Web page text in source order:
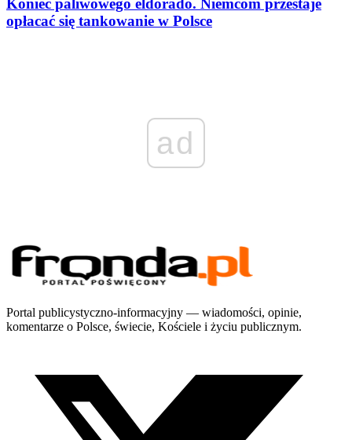
Koniec paliwowego eldorado. Niemcom przestaje
opłacać się tankowanie w Polsce
ad
Portal publicystyczno-informacyjny — wiadomości, opinie,
komentarze o Polsce, świecie, Kościele i życiu publicznym.